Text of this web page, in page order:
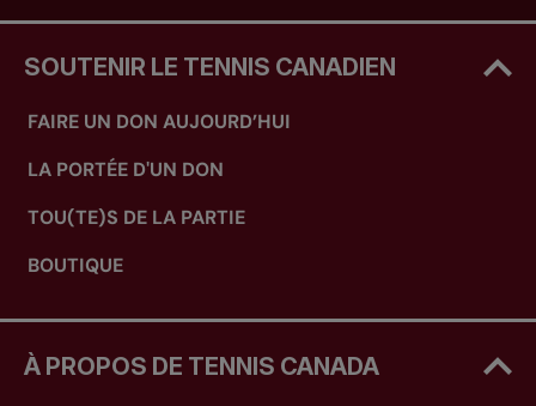
SOUTENIR LE TENNIS CANADIEN
FAIRE UN DON AUJOURD’HUI
LA PORTÉE D'UN DON
TOU(TE)S DE LA PARTIE
BOUTIQUE
À PROPOS DE TENNIS CANADA